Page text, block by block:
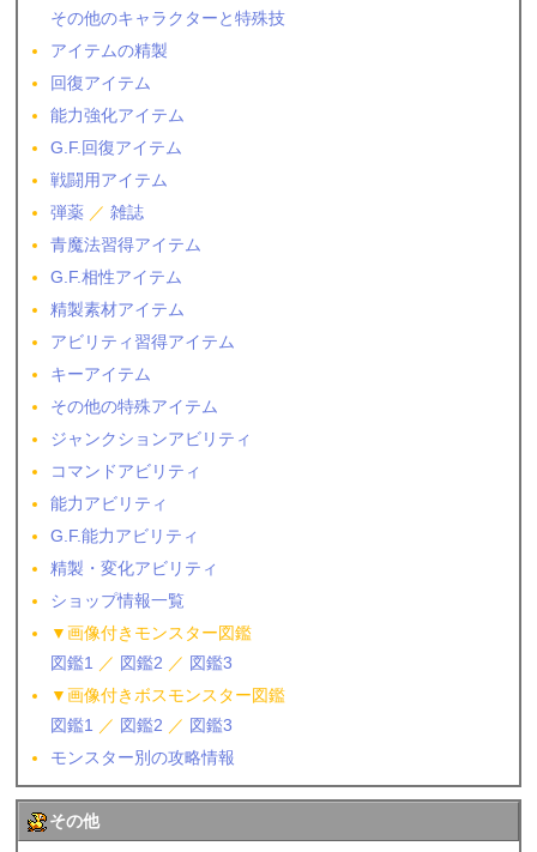
その他のキャラクターと特殊技
アイテムの精製
回復アイテム
能力強化アイテム
G.F.回復アイテム
戦闘用アイテム
弾薬 ／雑誌
青魔法習得アイテム
G.F.相性アイテム
精製素材アイテム
アビリティ習得アイテム
キーアイテム
その他の特殊アイテム
ジャンクションアビリティ
コマンドアビリティ
能力アビリティ
G.F.能力アビリティ
精製・変化アビリティ
ショップ情報一覧
▼画像付きモンスター図鑑
図鑑1
／ 図鑑2 ／ 図鑑3
▼画像付きボスモンスター図鑑
図鑑1
／ 図鑑2 ／ 図鑑3
モンスター別の攻略情報
その他